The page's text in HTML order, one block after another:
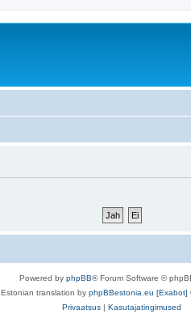
Powered by phpBB® Forum Software ©
Estonian translation by phpBBestonia.eu [Exabot]
Privaatsus | Kasutajatingimused